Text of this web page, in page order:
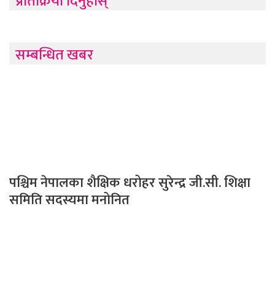
सम्बन्धित खबर
पश्चिम नेपालका शैक्षिक धरोहर सुरेन्द्र जी.सी. शिक्षा
समिति सदस्यमा मनोनित